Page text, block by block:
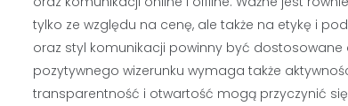
tylko ze względu na cenę, ale także na etykę i
oraz styl komunikacji powinny być
pozytywnego wizerunku wymaga także
transparentność i otwartość mogą przyczynić